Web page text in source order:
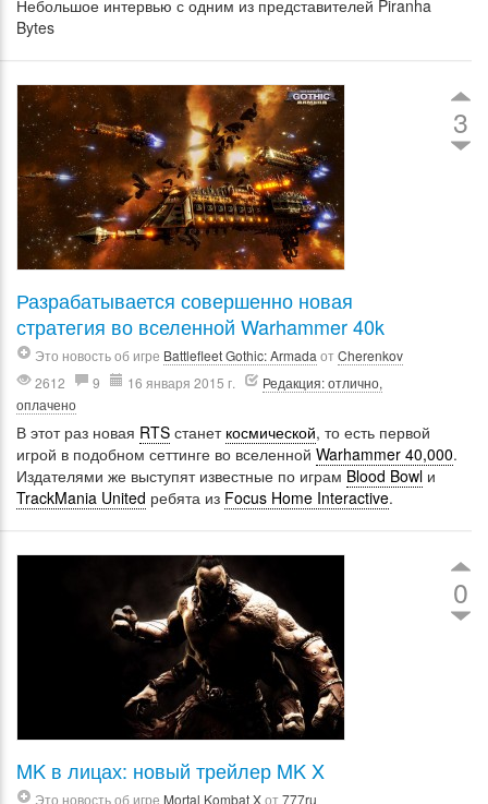
Небольшое интервью с одним из представителей Piranha
Bytes
3
Разрабатывается совершенно новая
стратегия во вселенной Warhammer 40k
Это новость об игре Battlefleet Gothic: Armada отCherenkov
2612
9 16 января 2015 г.
Редакция: отлично,
оплачено
В этот раз новая RTS станет космической, то есть первой
игрой в подобном сеттинге во вселенной Warhammer 40,000.
Издателями же выступят известные по играм Blood Bowl и
TrackMania United ребята из Focus Home Interactive.
0
MK в лицах: новый трейлер MK X
Это новость об игре Mortal Kombat Xот777ru